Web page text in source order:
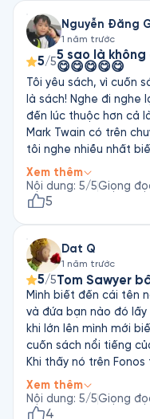
1 năm trước
5/55 sao là không
😋😋😋😋😋
Tôi yêu sách, vì cuốn
là sách! Nghe đi nghe
đến lúc thuộc hơn cả
Mark Twain có trên
tôi nghe nhiều nhất
Quảng
trong hai những nhân
không thể tải!!! Mặc
ngừng bán vì quá hot….
Xem thêm
Nội dung: 5/5Giọng
5
Dat Q
1 năm trước
5/5Tom Sawyer
Mình biết đến cái tên
và đứa bạn nào đó lấy
khi lớn lên mình mới
cuốn sách nổi tiếng
Khi thấy nó trên
để nghe nó. Câu chuyện vẫn rất hay và thú vị. Nó gợi
mình nhớ tới tuổi thơ
quê nghèo, nhưng
Xem thêm
Nội dung: 5/5Giọng
4